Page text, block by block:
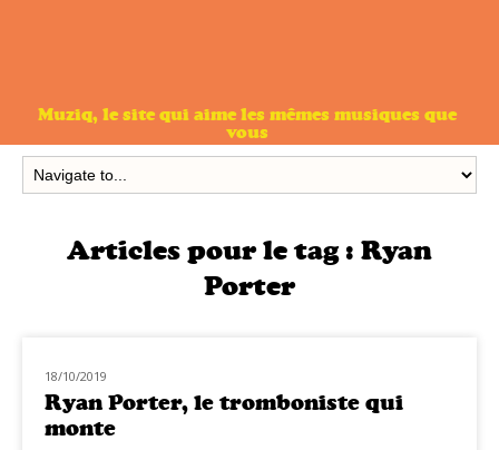
Muziq, le site qui aime les mêmes musiques que
vous
Articles pour le tag : Ryan
Porter
MUZIQ INTERVIEW
18/10/2019
Ryan Porter, le tromboniste qui
monte